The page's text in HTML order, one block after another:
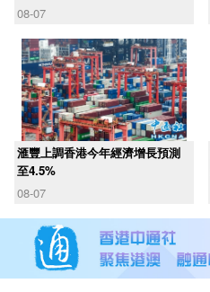
08-07
滙豐上調香港今年經濟增長預測
至4.5%
08-07